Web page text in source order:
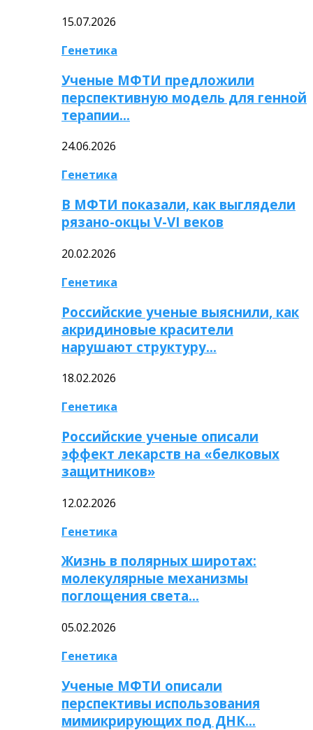
15.07.2026
Генетика
Ученые МФТИ предложили
перспективную модель для генной
терапии…
24.06.2026
Генетика
В МФТИ показали, как выглядели
рязано-окцы V-VI веков
20.02.2026
Генетика
Российские ученые выяснили, как
акридиновые красители
нарушают структуру…
18.02.2026
Генетика
Российские ученые описали
эффект лекарств на «белковых
защитников»
12.02.2026
Генетика
Жизнь в полярных широтах:
молекулярные механизмы
поглощения света…
05.02.2026
Генетика
Ученые МФТИ описали
перспективы использования
мимикрирующих под ДНК…